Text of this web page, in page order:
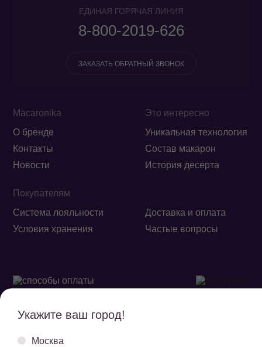
Macaronika
О бренде
Контакты
Новости
Покупателям
Система лояльности
Доставка и оплата
Условия хранения
Частые вопросы
Это интересно
Уникальная технология
Состав макарон
История десерта
ЕДИНАЯ ГОРЯЧАЯ ЛИНИЯ
8-800-2019-626
ЗАКАЗАТЬ ОБРАТНЫЙ ЗВОНОК
Обработка
Укажите ваш город!
Москва